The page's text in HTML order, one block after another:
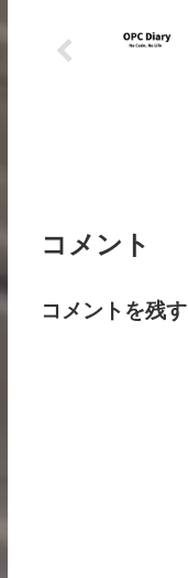
コメント
コメントを残す